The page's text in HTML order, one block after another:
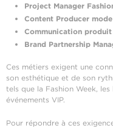
Project Manager
Content Producer
Communication
Brand Partnership
Ces métiers exigent une
son esthétique et de son
tels que la Fashion Week,
événements VIP.
Pour répondre à ces